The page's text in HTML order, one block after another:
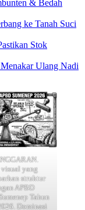
& Bedah
ke Tanah Suci
Stok
Ulang Nadi
yang
struktur
APBD
Tahun
Dominasi